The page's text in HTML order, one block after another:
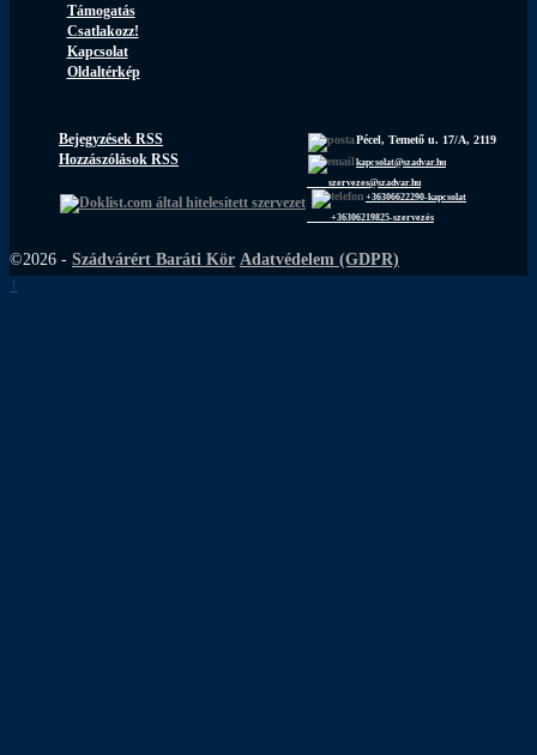
Támogatás
Csatlakozz!
Kapcsolat
Oldaltérkép
Bejegyzések RSS
Hozzászólások RSS
Pécel, Temető u. 17/A, 2119
kapcsolat@szadvar.hu
szervezes@szadvar.hu
+36306622290-kapcsolat
+36306219825-szervezés
©2026 - Szádvárért Baráti Kör Adatvédelem (GDPR)
↑